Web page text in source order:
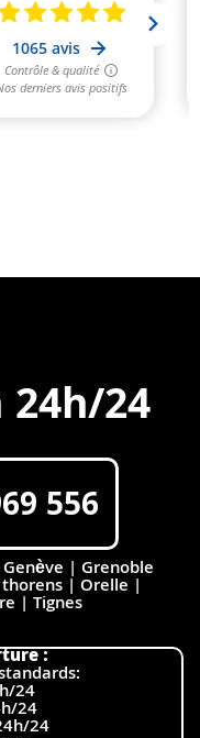
24
556
| Grenoble
| Orelle |
| Tignes
:
24
24
24